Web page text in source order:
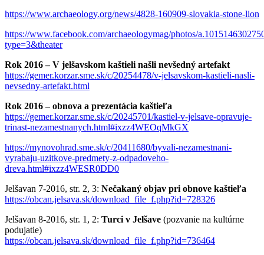
https://www.archaeology.org/news/4828-160909-slovakia-stone-lion
https://www.facebook.com/archaeologymag/photos/
type=3&theater
Rok 2016 – V jelšavskom kaštieli našli nevšedný artefakt
https://gemer.korzar.sme.sk/c/20254478/v-jelsavskom-kastieli-nasli-
nevsedny-artefakt.html
Rok 2016 – obnova a prezentácia kaštieľa
https://gemer.korzar.sme.sk/c/20245701/kastiel-v-jelsave-opravuje-
trinast-nezamestnanych.html#ixzz4WEOqMkGX
https://mynovohrad.sme.sk/c/20411680/byvali-nezamestnani-
vyrabaju-uzitkove-predmety-z-odpadoveho-
dreva.html#ixzz4WESR0DD0
Jelšavan 7-2016, str. 2, 3: Nečakaný objav pri obnove kaštieľa
https://obcan.jelsava.sk/download_file_f.php?id=728326
Jelšavan 8-2016, str. 1, 2: Turci v Jelšave (pozvanie na kultúrne
podujatie)
https://obcan.jelsava.sk/download_file_f.php?id=736464